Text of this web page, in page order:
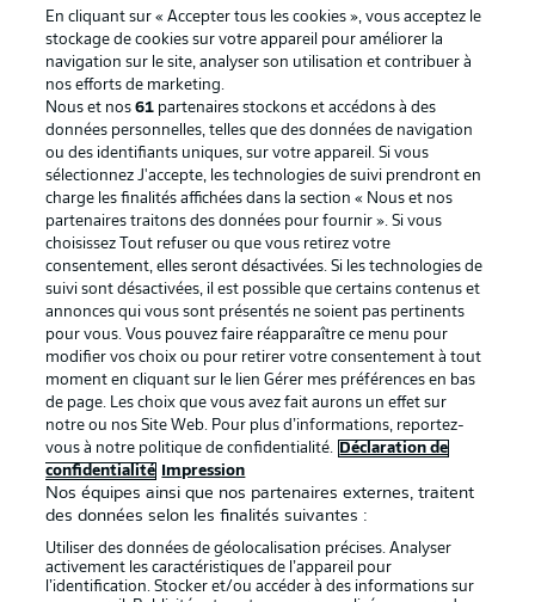
La publicité Conditions d’utilisation des
Mentions Légales Gérer mes préférences
Déclaration de
confidentialité
Diffuseurs
Travaux Contact
Impression Joueurs
En cliquant sur « Accepter tous les cookies », vous acceptez le
stockage de cookies sur votre appareil pour améliorer la
navigation sur le site, analyser son utilisation et contribuer à
nos efforts de marketing.
Nous et nos61 partenaires stockons et accédons à des
données personnelles, telles que des données de navigation
ou des identifiants uniques, sur votre appareil. Si vous
sélectionnez J'accepte, les technologies de suivi prendront en
charge les finalités affichées dans la section « Nous et nos
partenaires traitons des données pour fournir ». Si vous
choisissez Tout refuser ou que vous retirez votre
consentement, elles seront désactivées. Si les technologies de
suivi sont désactivées, il est possible que certains contenus et
annonces qui vous sont présentés ne soient pas pertinents
pour vous. Vous pouvez faire réapparaître ce menu pour
modifier vos choix ou pour retirer votre consentement à tout
moment en cliquant sur le lien Gérer mes préférences en bas
de page. Les choix que vous avez fait aurons un effet sur
notre ou nos Site Web. Pour plus d’informations, reportez-
vous à notre politique de confidentialité.
Déclaration de
confidentialité
Impression
Nos équipes ainsi que nos partenaires externes, traitent
des données selon les finalités suivantes :
Utiliser des données de géolocalisation précises. Analyser
activement les caractéristiques de l’appareil pour
l’identification. Stocker et/ou accéder à des informations sur